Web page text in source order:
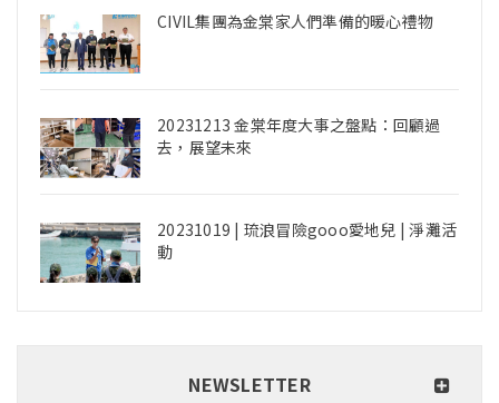
CIVIL集團為金棠家人們準備的暖心禮物
20231213 金棠年度大事之盤點：回顧過
去，展望未來
20231019 | 琉浪冒險gooo愛地兒 | 淨灘活
動
NEWSLETTER